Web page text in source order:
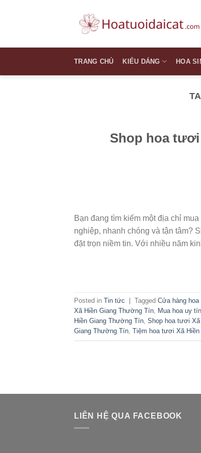
TRANG CHỦ KIỂU DÁNG HOA
Shop hoa
Bạn đang tìm kiếm một địa chỉ
nghiệp, nhanh chóng và tận tâm?
đặt trọn niềm tin. Với nhiều năm
Posted in Tin tức Tagged Cửa hàng
Xã Hiền Giang Thường Tín, Mua hoa uy
Hiền Giang Thường Tín, Shop hoa tươi
Giang Thường Tín, Tiệm hoa tươi Xã
LIÊN HỆ QUA FACEBOOK